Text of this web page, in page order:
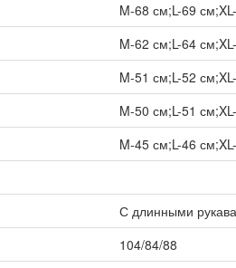
M-68 см;L-69
M-62 см;L-64
M-51 см;L-52
M-50 см;L-51
M-45 см;L-46
С длинными
104/84/88